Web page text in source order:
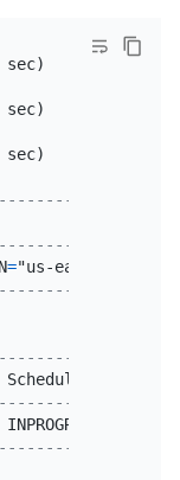
sec)
="us-east-1"
+
Scheduling_State
+
INPROGRESS
+